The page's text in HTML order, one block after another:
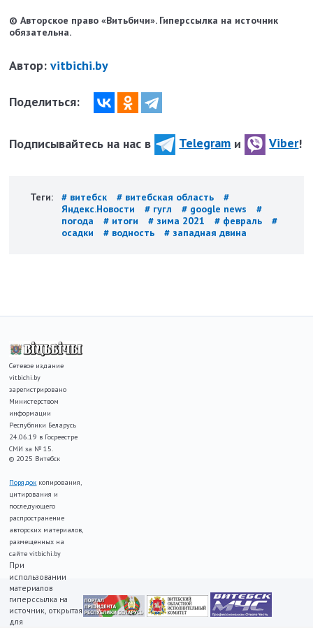
© Авторское право «Витьбичи». Гиперссылка на источник
обязательна.
Автор:vitbichi.by
Поделиться:
Подписывайтесь на нас в Telegram и Viber!
Теги: # витебск # витебская область
#
Яндекс.Новости
# гугл # google news
#
погода
# итоги # зима 2021 # февраль
#
осадки
# водность # западная двина
Сетевое издание
vitbichi.by
зарегистрировано
Министерством
информации
Республики Беларусь
24.06.19 в Госреестре
СМИ за № 15.
© 2025 Витебск
Порядок копирования,
цитирования и
последующего
распространение
авторских материалов,
размещенных на
сайте vitbichi.by
При
использовании
материалов
гиперссылка на
источник, открытая
для